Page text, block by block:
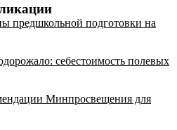
предшкольной подготовки на
себестоимость полевых
Минпросвещения для